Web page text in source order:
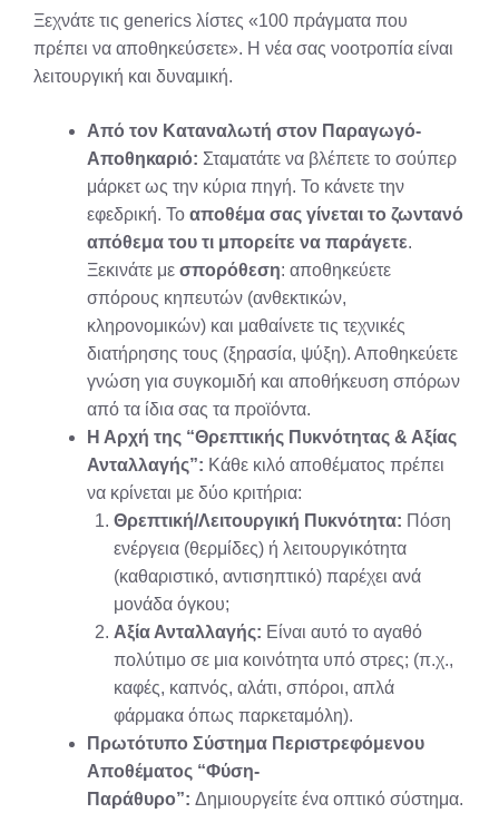
Ξεχνάτε τις generics λίστες «100 πράγματα που
πρέπει να αποθηκεύσετε». Η νέα σας νοοτροπία είναι
λειτουργική και δυναμική.
Από τον Καταναλωτή στον Παραγωγό-
Αποθηκαριό: Σταματάτε να βλέπετε το σούπερ
μάρκετ ως την κύρια πηγή. Το κάνετε την
εφεδρική. Το αποθέμα σας γίνεται το ζωντανό
απόθεμα του τι μπορείτε να παράγετε.
Ξεκινάτε με σπορόθεση: αποθηκεύετε
σπόρους κηπευτών (ανθεκτικών,
κληρονομικών) και μαθαίνετε τις τεχνικές
διατήρησης τους (ξηρασία, ψύξη). Αποθηκεύετε
γνώση για συγκομιδή και αποθήκευση σπόρων
από τα ίδια σας τα προϊόντα.
Η Αρχή της “Θρεπτικής Πυκνότητας & Αξίας
Ανταλλαγής”: Κάθε κιλό αποθέματος πρέπει
να κρίνεται με δύο κριτήρια:
Θρεπτική/Λειτουργική Πυκνότητα: Πόση
ενέργεια (θερμίδες) ή λειτουργικότητα
(καθαριστικό, αντισηπτικό) παρέχει ανά
μονάδα όγκου;
Αξία Ανταλλαγής: Είναι αυτό το αγαθό
πολύτιμο σε μια κοινότητα υπό στρες; (π.χ.,
καφές, καπνός, αλάτι, σπόροι, απλά
φάρμακα όπως παρκεταμόλη).
Πρωτότυπο Σύστημα Περιστρεφόμενου
Αποθέματος “Φύση-
Παράθυρο”: Δημιουργείτε ένα οπτικό σύστημα.